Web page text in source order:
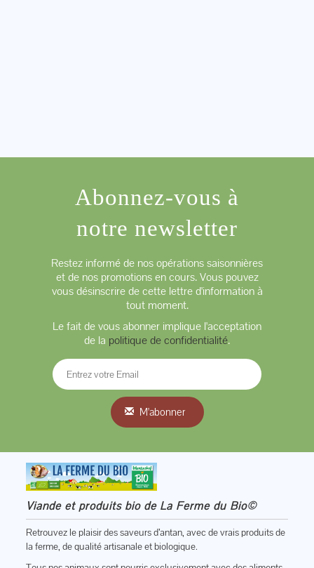
Abonnez-vous à
notre newsletter
Restez informé de nos opérations saisonnières
et de nos promotions en cours. Vous pouvez
vous désinscrire de cette lettre d'information à
tout moment.
Le fait de vous abonner implique l'acceptation
de la politique de confidentialité.
M'abonner
Viande et produits bio de La Ferme du Bio©
Retrouvez le plaisir des saveurs d’antan, avec de vrais produits de
la ferme, de qualité artisanale et biologique.